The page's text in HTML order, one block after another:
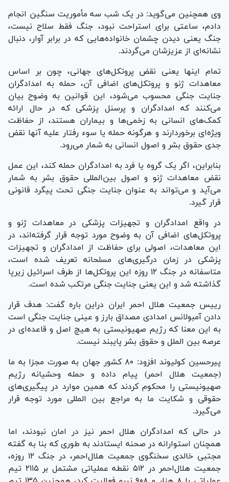
وی همچنین می‌گوید: در یک شب سه مأموریت سنگین انجام
دادم، ساعتی برای استراحت نبود، جنگ فقط سلاح نیست،
جنگ یعنی دیدن چشمان خانواده‌هایی که در برابر آوار، دنبال
نشانه‌ای از عزیزشان می‌گردند.
تمام اینها یعنی نقض پروتکل‌های جهانی، چون بر اساس
معاهدات ژنو و پروتکل‌های اضافی آن، حمله به امدادگران
جنایت جنگی محسوب می‌شود، این قوانین به وضوح بیان
می‌کنند که امدادگران و پرسنل پزشکی که در حال ارائه
کمک‌های انسانی به زخمی‌ها و بیماران هستند، از حفاظت
ویژه‌ای برخوردارند و هرگونه حمله یا سوء رفتار علیه آنها نقض
جدی حقوق بشر و اصول انسانی به شمار می‌رود.
بنابراین، اگر یک گروه یا فرد به امدادگران حمله کند، این عمل
نقض معاهدات ژنو و اصول بین‌المللی حقوق بشر به شمار
می‌آید و می‌تواند به عنوان جنایت جنگی تحت پیگرد قانونی
قرار گیرد.
در واقع امدادگران و تجهیزات پزشکی در معاهدات ژنو و
پروتکل‌های اضافی آن به وضوح مورد توجه قرار گرفته‌اند، در
این معاهدات، اصولی برای حفاظت از امدادگران و تجهیزات
پزشکی در زمان درگیری‌های مسلحانه تعریف شده است،
متاسفانه در جنگ ۱۲ روزه این پروتکل‌ها از طرف اسرائیل زیرپا
گذاشته شد و این یعنی جنایت جنگی مرتکب شده است.
رییس جمعیت هلال احمر ایران دراین باره گفت: هدف قرار
دادن آمبولانس امدادی مصداق بارز و عینی جنایت جنگی است
به این معنا که رژیم صهیونیستی به هیچ اصل و قاعده‌ای در
عرصه بین الملل و حقوق بشر پایبند نیست.
پیرحسین کولیوند افزود: ۸۰ کشور جهان به صورت مجزا به ما
(جمعیت هلال احمر) پیام داده و حمله وحشیانه رژیم
صهیونیستی را محکوم کردند که همین موارد در پیگیری‌های
حقوقی و شکایت ما به مراجع بین المللی مورد توجه قرار
می‌گیرد.
در حالی که امدادگران هلال احمر نیز در امان نبودند، اما
همچنان استوارانه در صحنه ایستادند به طوری که بنا به گفته
مجتبی خالدی سخنگوی جمعیت هلال‌احمر، در جنگ ۱۲ روزه،
جمعیت هلال‌احمر در ۵۱۲ نقطه عملیاتی مشتمل بر ۲۱۱۵ تیم